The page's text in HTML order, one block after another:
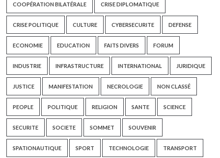
COOPÉRATION BILATÉRALE CRISE DIPLOMATIQUE
CRISE POLITIQUE CULTURE CYBERSECURITE DEFENSE
ECONOMIE EDUCATION FAITS DIVERS FORUM
INDUSTRIE INFRASTRUCTURE INTERNATIONAL JURIDIQUE
JUSTICE MANIFESTATION NECROLOGIE NON CLASSÉ
PEOPLE POLITIQUE RELIGION SANTE SCIENCE
SECURITE SOCIETE SOMMET SOUVENIR
SPATIONAUTIQUE SPORT TECHNOLOGIE TRANSPORT